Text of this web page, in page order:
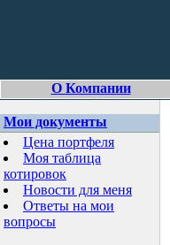
О Компании
Мои документы
Цена портфеля
Моя таблица
котировок
Новости для меня
Ответы на мои
вопросы